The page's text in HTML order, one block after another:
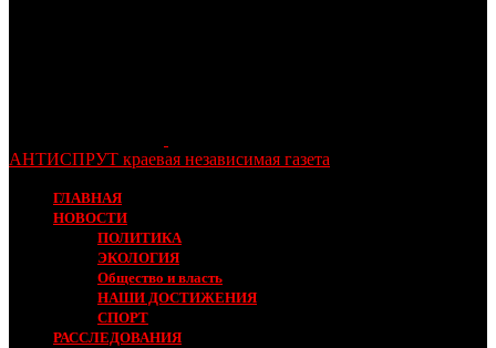
АНТИСПРУТ краевая независимая газета
ГЛАВНАЯ
НОВОСТИ
ПОЛИТИКА
ЭКОЛОГИЯ
Общество и власть
НАШИ ДОСТИЖЕНИЯ
СПОРТ
РАССЛЕДОВАНИЯ